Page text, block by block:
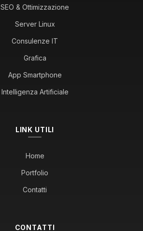
SEO & Ottimizzazione
Server Linux
Consulenze IT
Grafica
App Smartphone
Intelligenza Artificiale
LINK UTILI
Home
Portfolio
Contatti
CONTATTI